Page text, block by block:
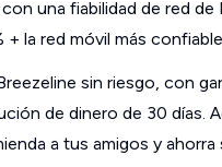
una fiabilidad de red
+ la red móvil más
sin riesgo, con
de dinero de 30 días.
a tus amigos y ahorra